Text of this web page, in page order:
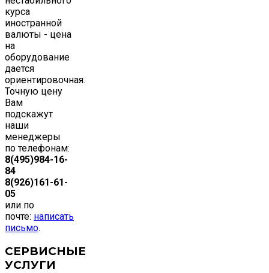
курса
иностранной
валюты - цена
на
оборудование
дается
ориентировочная.
Точную цену
Вам
подскажут
наши
менеджеры
по телефонам:
8(495)984-16-
84
8(926)161-61-
05
или по
почте: написать
письмо.
СЕРВИСНЫЕ
УСЛУГИ